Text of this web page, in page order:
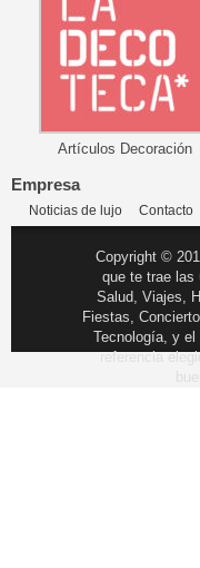
Artículos Decoración
Empresa
Noticias de lujo Contacto
Copyright ©
que te trae las
Salud, Viajes,
Fiestas,
Tecnología, y
referencia